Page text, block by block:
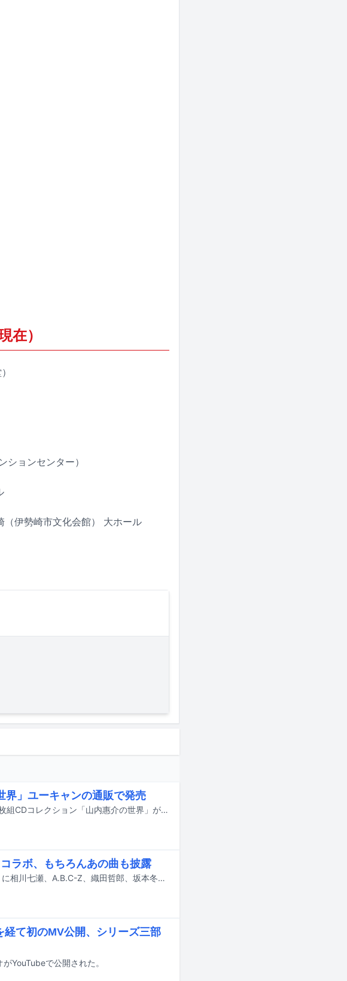
在）
ョンセンター）
伊勢崎市文化会館） 大ホール
界」ユーキャンの通販で発売
演歌界の貴公子・山内惠介のデビュー25周年を記念した10枚組CDコレクション「山内惠介の世界」が、ユーキャンの通販サイトで発売された。
ラボ、もちろんあの曲も披露
本日7月21日にNHK総合で放送される音楽番組「うたコン」に相川七瀬、A.B.C-Z、織田哲郎、坂本冬美、ザ・ワイルドワンズ、Juice=Juice、田村芽実、TUBE、新浜レオン、マーティ・フリードマン、山内惠介が出演する。
て初のMV公開、シリーズ三部
YouTubeで公開された。